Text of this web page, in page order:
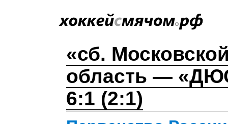
«сб.
область —
6:1 (2:1)